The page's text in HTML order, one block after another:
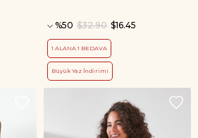
%50 $16.45
$32.90
1 ALANA 1 BEDAVA
Büyük Yaz İndirimi